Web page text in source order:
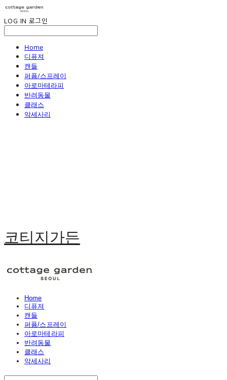
LOG IN 로그인
Home
디퓨져
캔들
퍼퓸/스프레이
아로마테라피
반려동물
클래스
악세사리
코티지가든
Home
디퓨져
캔들
퍼퓸/스프레이
아로마테라피
반려동물
클래스
악세사리